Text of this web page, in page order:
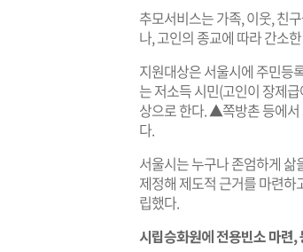
추모서비스는 가족, 이웃, 친
나, 고인의 종교에 따라 간소
지원대상은 서울시에 주민
는 저소득 시민(고인이 장제
상으로 한다. ▲쪽방촌 등에서
다.
서울시는 누구나 존엄하게 삶
제정해 제도적 근거를 마련하
립했다.
시립승화원에 전용빈소 마련